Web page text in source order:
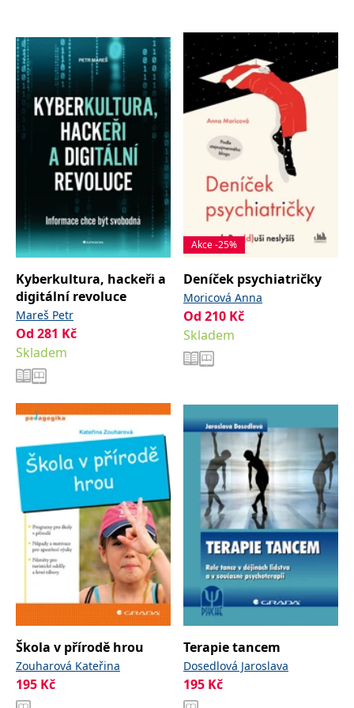
Kyberkultura, hackeři a
digitální revoluce
Mareš Petr
Od 281 Kč
Skladem
Akce -25%
Deníček psychiatričky
Moricová Anna
Od 210 Kč
Skladem
Škola v přírodě hrou
Zouharová Kateřina
195 Kč
Terapie tancem
Dosedlová Jaroslava
195 Kč
nastavuje společnost
Doubleclick a provádí
informace o tom, jak
koncový uživatel používá
webové stránky a
jakoukoli reklamu,
kterou koncový uživatel
mohl vidět před
návštěvou uvedeného
.adform.net
Tento soubor cookie
poskytuje jednoznačně
přiřazené strojově
generované ID uživatele
a shromažďuje údaje o
aktivitě na webu. Tato
data mohou být
odeslána k analýze a
hlášení třetí straně.